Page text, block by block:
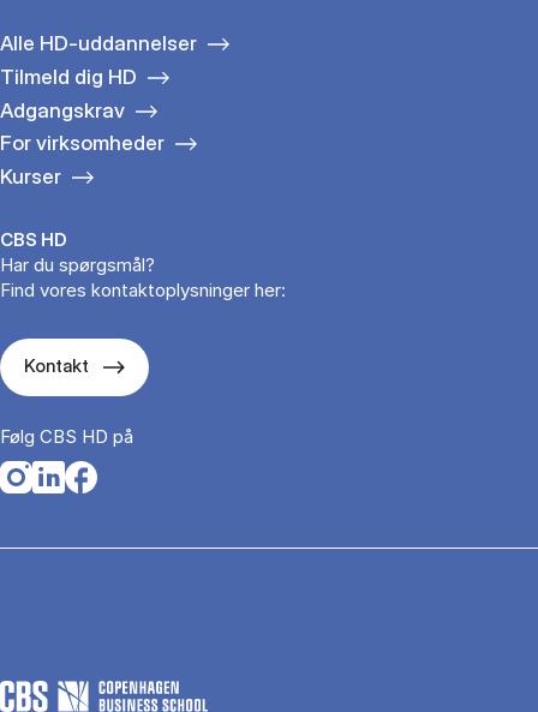
Alle HD-uddannelser
Tilmeld dig HD
Adgangskrav
For virksomheder
Kurser
CBS HD
Har du spørgsmål?
Find vores kontaktoplysninger her:
Kontakt
Følg CBS HD på
Opens in a new tab
Opens in a new tab
Opens in a new tab